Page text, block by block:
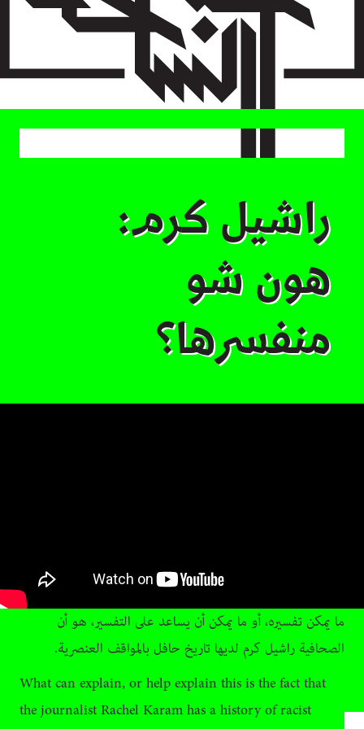
main
راشيل كرم:
هون شو
منفسرها؟
ما يمكن تفسيره، أو ما يمكن أن يساعد على التفسير، هو أن
الصحافية راشيل كرم لديها تاريخ حافل بالمواقف العنصرية.
What can explain, or help explain this is the fact that
the journalist Rachel Karam has a history of racist